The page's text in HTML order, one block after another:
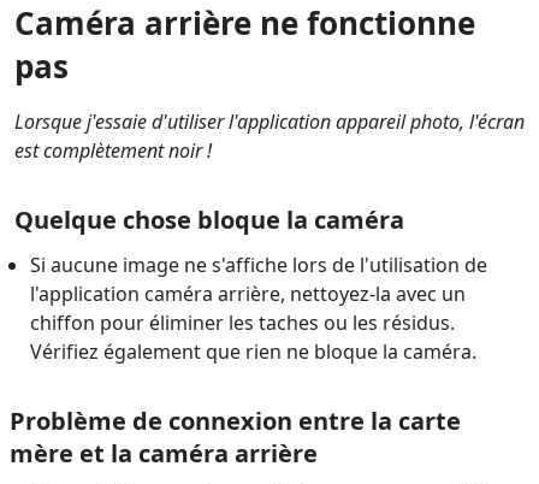
Caméra arrière ne fonctionne
pas
Lorsque j'essaie d'utiliser l'application appareil photo, l'écran
est complètement noir !
Quelque chose bloque la caméra
Si aucune image ne s'affiche lors de l'utilisation de
l'application caméra arrière, nettoyez-la avec un
chiffon pour éliminer les taches ou les résidus.
Vérifiez également que rien ne bloque la caméra.
Problème de connexion entre la carte
mère et la caméra arrière